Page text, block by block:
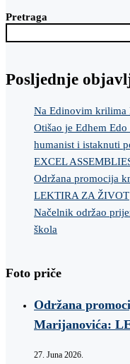
Pretraga
Posljednje
Na Edinovim krilima
Otišao je Edhem
humanist i istaknuti
EXCEL
Održana promocija
LEKTIRA ZA ŽIVOT
Načelnik održao
škola
Foto priče
Održana
Marijanovića:
27. Juna 2026.